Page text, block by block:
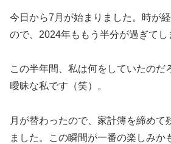
今日から7月が始まりました。時が
ので、2024年ももう半分が過ぎてし
この半年間、私は何をしていたのだ
曖昧な私です（笑）。
月が替わったので、家計簿を締めて
ました。この瞬間が一番の楽しみか